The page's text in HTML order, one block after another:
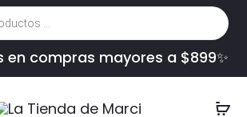
en compras mayores a $899✨